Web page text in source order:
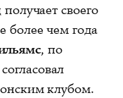
своего
более чем года
, по
клубом.